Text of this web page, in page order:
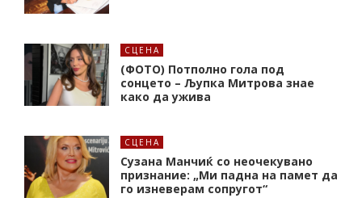
СЦЕНА
(ФОТО) Потполно гола под
сонцето – Љупка Митрова знае
како да ужива
СЦЕНА
Сузана Манчиќ со неочекувано
признание: „Ми падна на памет да
го изневерам сопругот“